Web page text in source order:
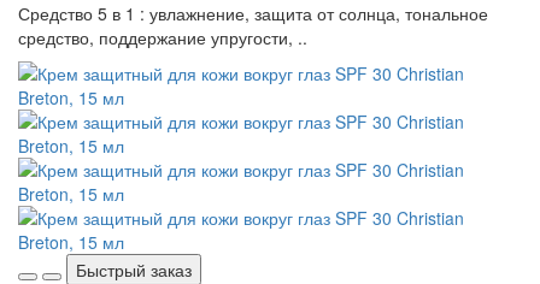
Средство 5 в 1 : увлажнение, защита от солнца, тональное
средство, поддержание упругости, ..
Быстрый заказ